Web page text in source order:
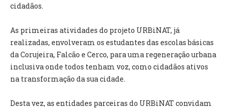
RELATÓRIO E CONTAS
RECRUTAMENTO PESSOAL
CÓDIGO DE CONDUTA
ORÇAMENTO COLABORATIVO
FUNDO DE APOIO AO ASSOCIATIVISMO
SUBVENÇÕES PÚBLICAS
SERVIÇOS
cidadãos.
As primeiras atividades do projeto URBiNAT, já
realizadas, envolveram os estudantes das escolas básicas
da Corujeira, Falcão e Cerco, para uma regeneração urbana
inclusiva onde todos tenham voz, como cidadãos ativos
na transformação da sua cidade.
Desta vez, as entidades parceiras do URBiNAT convidam